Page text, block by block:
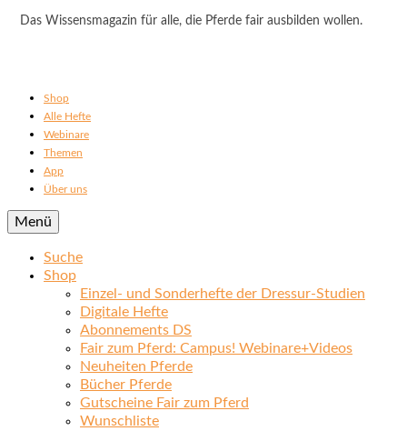
Das Wissensmagazin für alle, die Pferde fair ausbilden wollen.
Shop
Alle Hefte
Webinare
Themen
App
Über uns
Menü
Suche
Shop
Einzel- und Sonderhefte der Dressur-Studien
Digitale Hefte
Abonnements DS
Fair zum Pferd: Campus! Webinare+Videos
Neuheiten Pferde
Bücher Pferde
Gutscheine Fair zum Pferd
Wunschliste